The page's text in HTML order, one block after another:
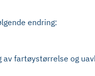
endring:
av fartøystørrelse og